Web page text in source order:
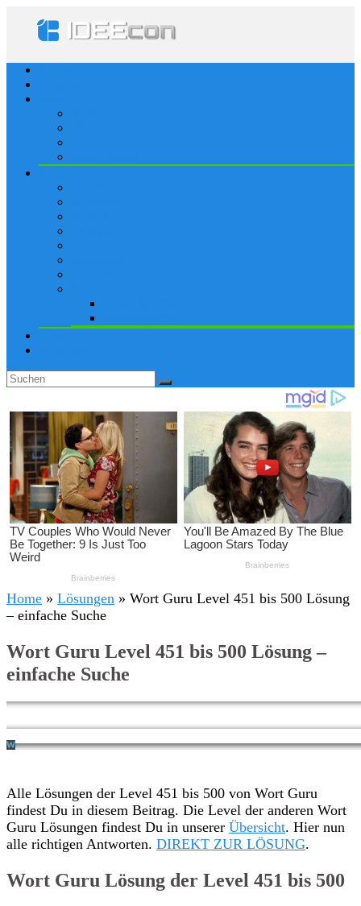
Home » Lösungen » Wort Guru Level 451 bis 500 Lösung
– einfache Suche
Wort Guru Level 451 bis 500 Lösung –
einfache Suche
Alle Lösungen der Level 451 bis 500 von Wort Guru
findest Du in diesem Beitrag. Die Level der anderen Wort
Guru Lösungen findest Du in unserer Übersicht. Hier nun
alle richtigen Antworten. DIREKT ZUR LÖSUNG.
Wort Guru Lösung der Level 451 bis 500